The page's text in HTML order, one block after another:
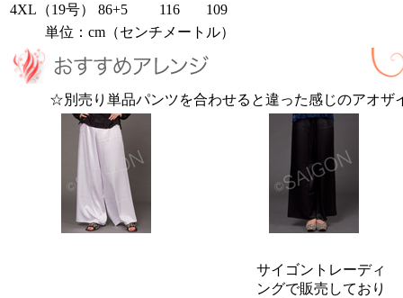
4XL（19号）
86+5 116
109
単位：cm（センチメートル）
☆別売り単品パンツを合わせると違った感じのアオザ
サイゴントレーディ
ングで販売しており